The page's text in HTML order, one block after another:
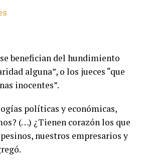
benefician del hundimiento
alguna”, o los jueces “que
inocentes”.
políticas y económicas,
(…) ¿Tienen corazón los que
nuestros empresarios y